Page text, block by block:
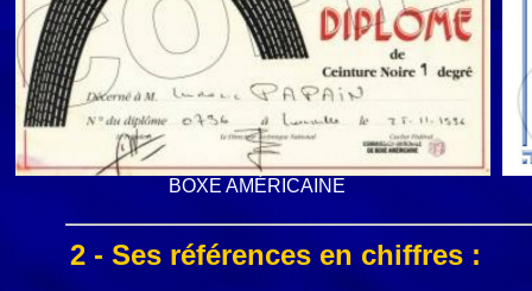
BOXE AMÉRICAINE
2 - Ses références en chiffres :